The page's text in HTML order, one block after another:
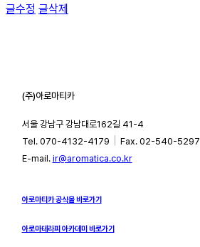
글수정 글삭제
(주)아로마티카
서울 강남구 강남대로162길 41-4
Tel. 070-4132-4179
Fax. 02-540-5297
E-mail. ir@aromatica.co.kr
아로마티카 공식몰 바로가기
아로마테라피 아카데미 바로가기